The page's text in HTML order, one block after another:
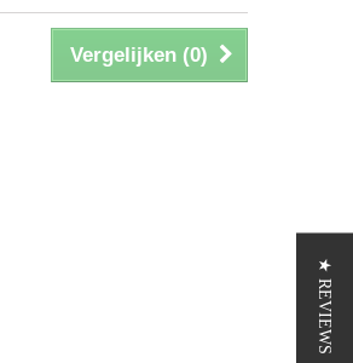
Vergelijken (0)
★ REVIEWS